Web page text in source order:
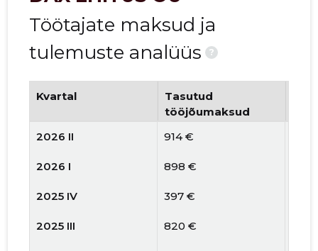
Töötajate maksud ja
tulemuste analüüs
?
Kvartal
Tasutud
tööjõumaksud
2026 II
914 €
2026 I 898 €
2025 IV 397 €
2025 III 820 €